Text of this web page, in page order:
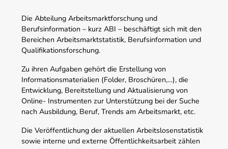
Die Abteilung Arbeitsmarktforschung und
Berufsinformation – kurz ABI – beschäftigt sich mit den
Bereichen Arbeitsmarktstatistik, Berufsinformation und
Qualifikationsforschung.
Zu ihren Aufgaben gehört die Erstellung von
Informationsmaterialien (Folder, Broschüren,…), die
Entwicklung, Bereitstellung und Aktualisierung von
Online- Instrumenten zur Unterstützung bei der Suche
nach Ausbildung, Beruf, Trends am Arbeitsmarkt, etc.
Die Veröffentlichung der aktuellen Arbeitslosenstatistik
sowie interne und externe Öffentlichkeitsarbeit zählen